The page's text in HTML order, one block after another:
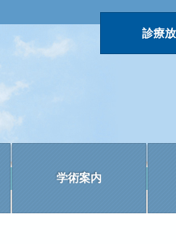
診療
学術案内